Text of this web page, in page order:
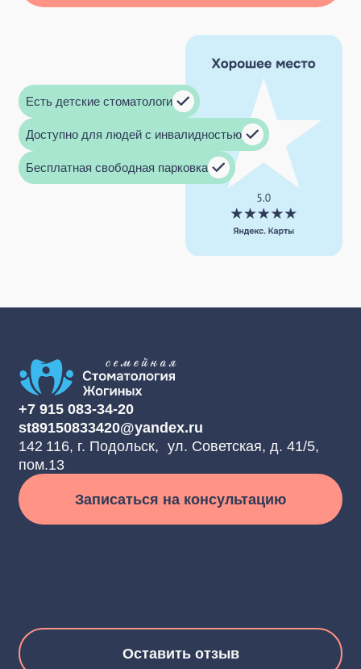
Стоматология
О клинике
Наши врачи
Отзывы пациентов
Контакты
Блог
Услуги
Документы
Лицензии и сертификаты
Реквизиты
Гарантия
Политика
конфиденциальности
+7 915 083-34-20
st89150833420@yandex.ru
142 116, г. Подольск, ул. Советская, д. 41/5,
пом.13
Записаться на консультацию
Оставить отзыв